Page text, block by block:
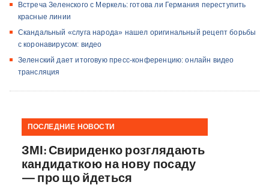
Встреча Зеленского с Меркель: готова ли Германия переступить
красные линии
Скандальный «слуга народа» нашел оригинальный рецепт борьбы
с коронавирусом: видео
Зеленский дает итоговую пресс-конференцию: онлайн видео
трансляция
ПОСЛЕДНИЕ НОВОСТИ
ЗМІ: Свириденко розглядають
кандидаткою на нову посаду
— про що йдеться